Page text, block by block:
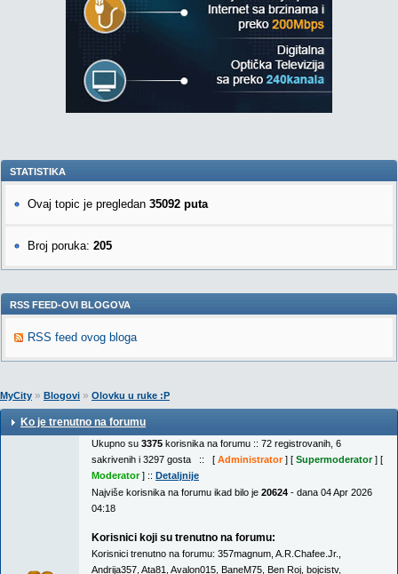
STATISTIKA
Ovaj topic je pregledan 35092 puta
Broj poruka: 205
RSS FEED-OVI BLOGOVA
RSS feed ovog bloga
MyCity » Blogovi » Olovku u ruke :P
Ko je trenutno na forumu
Ukupno su 3375 korisnika na forumu :: 72 registrovanih, 6
sakrivenih i 3297 gosta :: [ Administrator] [ Supermoderator] [
Moderator] :: Detaljnije
Najviše korisnika na forumu ikad bilo je 20624 - dana 04 Apr 2026
04:18
Korisnici koji su trenutno na forumu:
Korisnici trenutno na forumu: 357magnum A.R.Chafee.Jr.
Andrija357 Ata81 Avalon015 BaneM75 Ben Roj bojcistv,